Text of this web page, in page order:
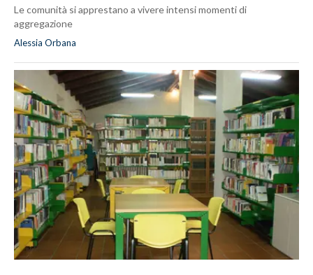
Le comunità si apprestano a vivere intensi momenti di
aggregazione
Alessia Orbana